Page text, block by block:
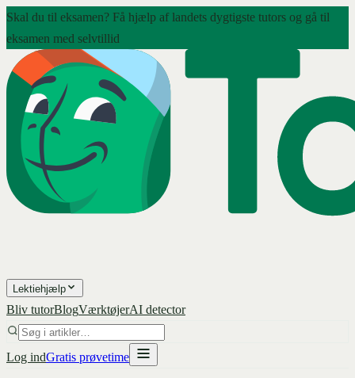
Skal du til eksamen? Få hjælp af landets dygtigste tutors og gå til
eksamen med selvtillid
Lektiehjælp
Bliv tutorBlogVærktøjerAI detector
Log indGratis prøvetime